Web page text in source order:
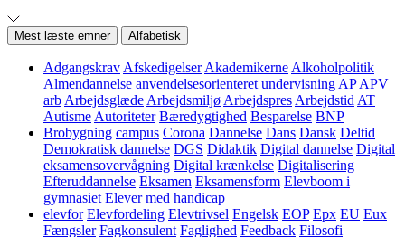
Mest læste emner Alfabetisk
Adgangskrav Afskedigelser Akademikerne Alkoholpolitik
Almendannelse anvendelsesorienteret undervisning AP APV
arb Arbejdsglæde Arbejdsmiljø Arbejdspres Arbejdstid AT
Autisme Autoriteter Bæredygtighed Besparelse BNP
Brobygning campus Corona Dannelse Dans Dansk Deltid
Demokratisk dannelse DGS Didaktik Digital dannelse Digital
eksamensovervågning Digital krænkelse Digitalisering
Efteruddannelse Eksamen Eksamensform Elevboom i
gymnasiet Elever med handicap
elevfor Elevfordeling Elevtrivsel Engelsk EOP Epx EU Eux
Fængsler Fagkonsulent Faglighed Feedback Filosofi